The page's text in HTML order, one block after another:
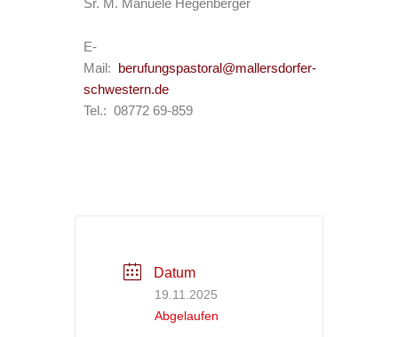
Sr. M. Manuele Hegenberger
E-
Mail:
berufungspastoral@mallersdorfer-
schwestern.de
Tel.: 08772 69-859
Datum
19.11.2025
Abgelaufen